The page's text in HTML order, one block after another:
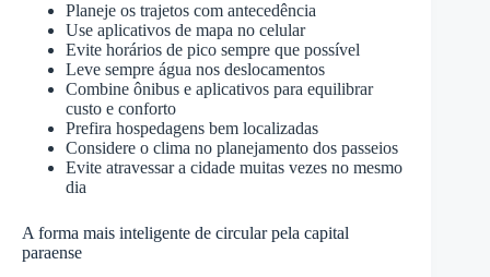
Planeje os trajetos com antecedência
Use aplicativos de mapa no celular
Evite horários de pico sempre que possível
Leve sempre água nos deslocamentos
Combine ônibus e aplicativos para equilibrar
custo e conforto
Prefira hospedagens bem localizadas
Considere o clima no planejamento dos passeios
Evite atravessar a cidade muitas vezes no mesmo
dia
A forma mais inteligente de circular pela capital
paraense